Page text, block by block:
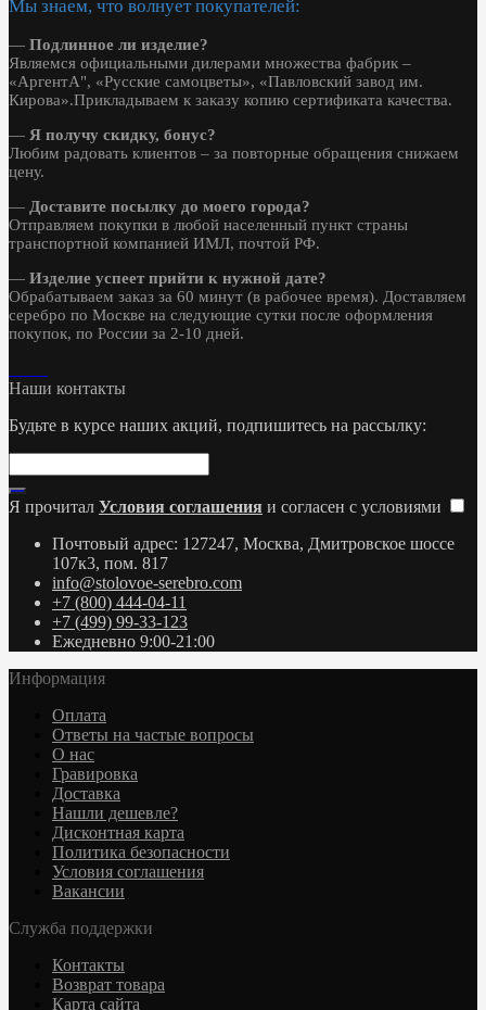
Мы знаем, что волнует покупателей:
— Подлинное ли изделие?
Являемся официальными дилерами множества фабрик –
«АргентА", «Русские самоцветы», «Павловский завод им.
Кирова».Прикладываем к заказу копию сертификата качества.
— Я получу скидку, бонус?
Любим радовать клиентов – за повторные обращения снижаем
цену.
— Доставите посылку до моего города?
Отправляем покупки в любой населенный пункт страны
транспортной компанией ИМЛ, почтой РФ.
— Изделие успеет прийти к нужной дате?
Обрабатываем заказ за 60 минут (в рабочее время). Доставляем
серебро по Москве на следующие сутки после оформления
покупок, по России за 2-10 дней.
Наши контакты
Будьте в курсе наших акций, подпишитесь на рассылку:
Я прочитал Условия соглашения и согласен с условиями
Почтовый адрес: 127247, Москва, Дмитровское шоссе
107к3, пом. 817
info@stolovoe-serebro.com
+7 (800) 444-04-11
+7 (499) 99-33-123
Ежедневно 9:00-21:00
Информация
Оплата
Ответы на частые вопросы
О нас
Гравировка
Доставка
Нашли дешевле?
Дисконтная карта
Политика безопасности
Условия соглашения
Вакансии
Служба поддержки
Контакты
Возврат товара
Карта сайта